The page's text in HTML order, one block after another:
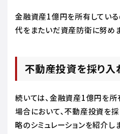
金融資産1億円を所有してい
代をまたいだ資産防衛に努めま
不動産投資を採り
続いては、金融資産1億円を
場合において、不動産投資を
略のシミュレーションを紹介し